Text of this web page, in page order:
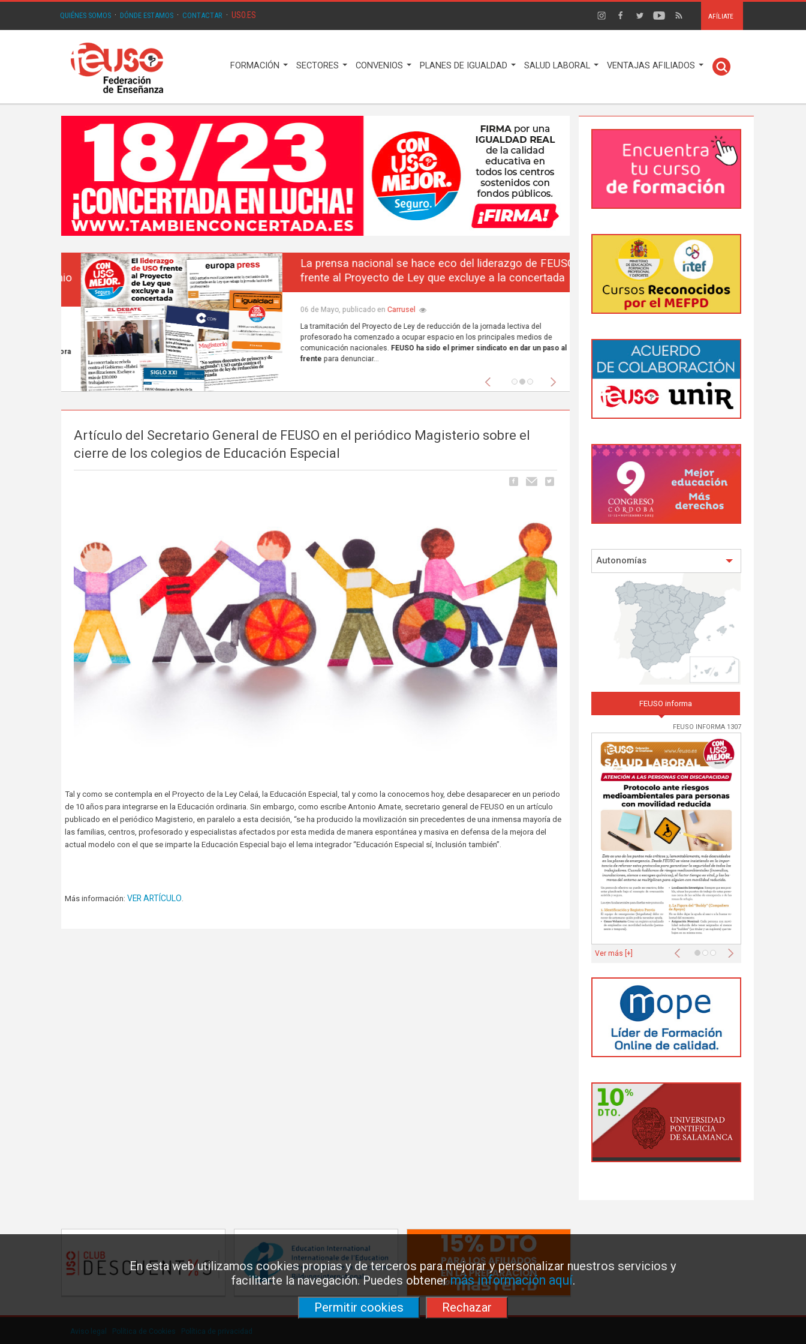
En esta web utilizamos cookies propias y de terceros para mejorar y personalizar nuestros servicios y
facilitarte la navegación. Puedes obtenermás información aquí.
Permitir cookies
Rechazar
QUIÉNES SOMOS · DÓNDE ESTAMOS · CONTACTAR · USO.ES AFÍLIATE
FORMACIÓN SECTORES CONVENIOS PLANES DE IGUALDAD SALUD LABORAL VENTAJAS AFILIADOS
La prensa nacional se hace eco del liderazgo de FEUSO
frente al Proyecto de Ley que excluye a la concertada
06 de Mayo, publicado enCarrusel
La tramitación del Proyecto de Ley de reducción de la jornada lectiva del
profesorado ha comenzado a ocupar espacio en los principales medios de
comunicación nacionales.FEUSO ha sido el primer sindicato en dar un paso al
frentepara denunciar...
Anterior Siguiente
Artículo del Secretario General de FEUSO en el periódico Magisterio sobre el
cierre de los colegios de Educación Especial
Tal y como se contempla en el Proyecto de la Ley Celaá, la Educación Especial, tal y como la conocemos hoy, debe desaparecer en un periodo
de 10 años para integrarse en la Educación ordinaria. Sin embargo, como escribe Antonio Amate, secretario general de FEUSO en un artículo
publicado en el periódico Magisterio, en paralelo a esta decisión, “se ha producido la movilización sin precedentes de una inmensa mayoría de
las familias, centros, profesorado y especialistas afectados por esta medida de manera espontánea y masiva en defensa de la mejora del
actual modelo con el que se imparte la Educación Especial bajo el lema integrador “Educación Especial sí, Inclusión también”.
Más información: VER ARTÍCULO.
Autonomías
FEUSO informa
FEUSO INFORMA 1307
Anterior Siguiente
Ver más [+]
Aviso legal Política de Cookies Política de privacidad